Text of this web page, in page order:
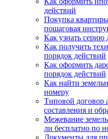
действий
Покупка
пошаговая
Как узнать серию
Как получить
порядок действий
Как оформить
порядок действий
Как найти
номеру
Типовой договор
составления и
Межевание
ли бесплатно по
Документы для